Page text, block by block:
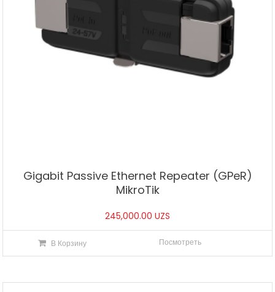
Gigabit Passive Ethernet Repeater (GPeR)
MikroTik
245,000.00 UZS
В Корзину Посмотреть